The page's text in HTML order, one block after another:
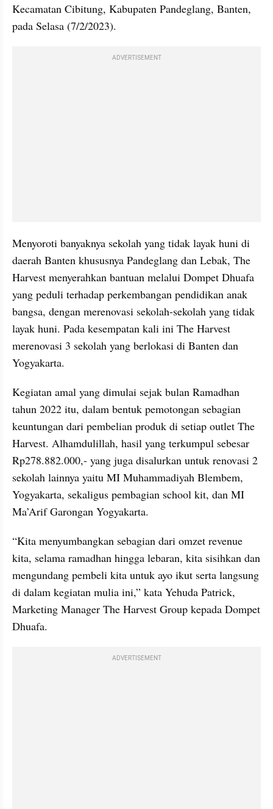
Kecamatan Cibitung, Kabupaten Pandeglang, Banten,
pada Selasa (7/2/2023).
ADVERTISEMENT
Menyoroti banyaknya sekolah yang tidak layak huni di
daerah Banten khususnya Pandeglang dan Lebak, The
Harvest menyerahkan bantuan melalui Dompet Dhuafa
yang peduli terhadap perkembangan pendidikan anak
bangsa, dengan merenovasi sekolah-sekolah yang tidak
layak huni. Pada kesempatan kali ini The Harvest
merenovasi 3 sekolah yang berlokasi di Banten dan
Yogyakarta.
Kegiatan amal yang dimulai sejak bulan Ramadhan
tahun 2022 itu, dalam bentuk pemotongan sebagian
keuntungan dari pembelian produk di setiap outlet The
Harvest. Alhamdulillah, hasil yang terkumpul sebesar
Rp278.882.000,- yang juga disalurkan untuk renovasi 2
sekolah lainnya yaitu MI Muhammadiyah Blembem,
Yogyakarta, sekaligus pembagian school kit, dan MI
Ma’Arif Garongan Yogyakarta.
“Kita menyumbangkan sebagian dari omzet revenue
kita, selama ramadhan hingga lebaran, kita sisihkan dan
mengundang pembeli kita untuk ayo ikut serta langsung
di dalam kegiatan mulia ini,” kata Yehuda Patrick,
Marketing Manager The Harvest Group kepada Dompet
Dhuafa.
ADVERTISEMENT